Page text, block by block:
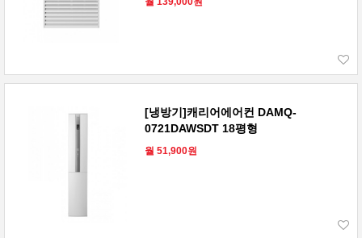
[냉방기]캐리어에어컨 DAMQ-
0721DAWSDT 18평형
월 51,900원